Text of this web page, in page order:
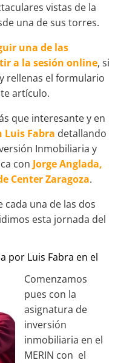
vistas de la
una de sus torres.
una de las
a la sesión online, si
rellenas el formulario
artículo.
que interesante y en
Luis Fabra detallando
Inmobiliaria y
con Jorge Anglada,
Center Zaragoza.
cada una de las dos
esta jornada del
por Luis Fabra en el
Comenzamos
pues con la
asignatura de
inversión
inmobiliaria en el
MERIN con el